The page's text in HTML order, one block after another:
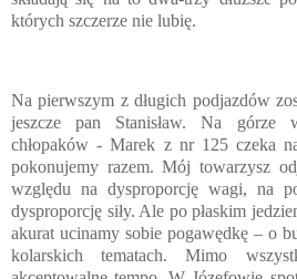
których szczerze nie lubię.
Na pierwszym z długich podjazdów
jeszcze pan Stanisław. Na górze
chłopaków - Marek z nr 125 czeka
pokonujemy razem. Mój towarzysz
względu na dysproporcję wagi, na
dysproporcję siły. Ale po płaskim
akurat ucinamy sobie pogawędkę – o
kolarskich tematach. Mimo